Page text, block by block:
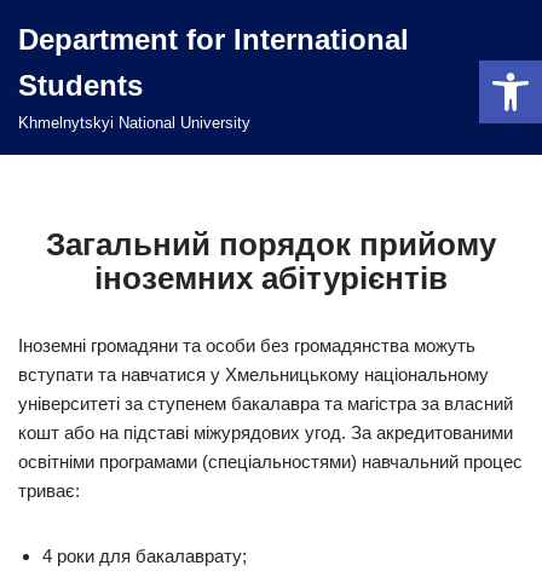
до
вмісту
Department for International
Students
Khmelnytskyi National University
Загальний порядок прийому
іноземних абітурієнтів
Іноземні громадяни та особи без громадянства можуть
вступати та навчатися у Хмельницькому національному
університеті за ступенем бакалавра та магістра за власний
кошт або на підставі міжурядових угод. За акредитованими
освітніми програмами (спеціальностями) навчальний процес
триває:
4 роки для бакалаврату;